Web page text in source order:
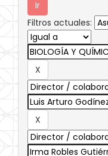
Filtros actuales: